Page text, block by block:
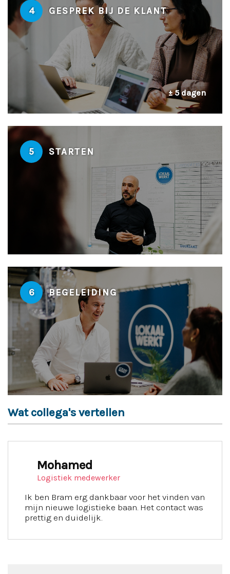
4 GESPREK BIJ DE KLANT
± 5 dagen
5 STARTEN
6 BEGELEIDING
Wat collega's vertellen
Mohamed
Logistiek medewerker
Ik ben Bram erg dankbaar voor het vinden van
mijn nieuwe logistieke baan. Het contact was
prettig en duidelijk.